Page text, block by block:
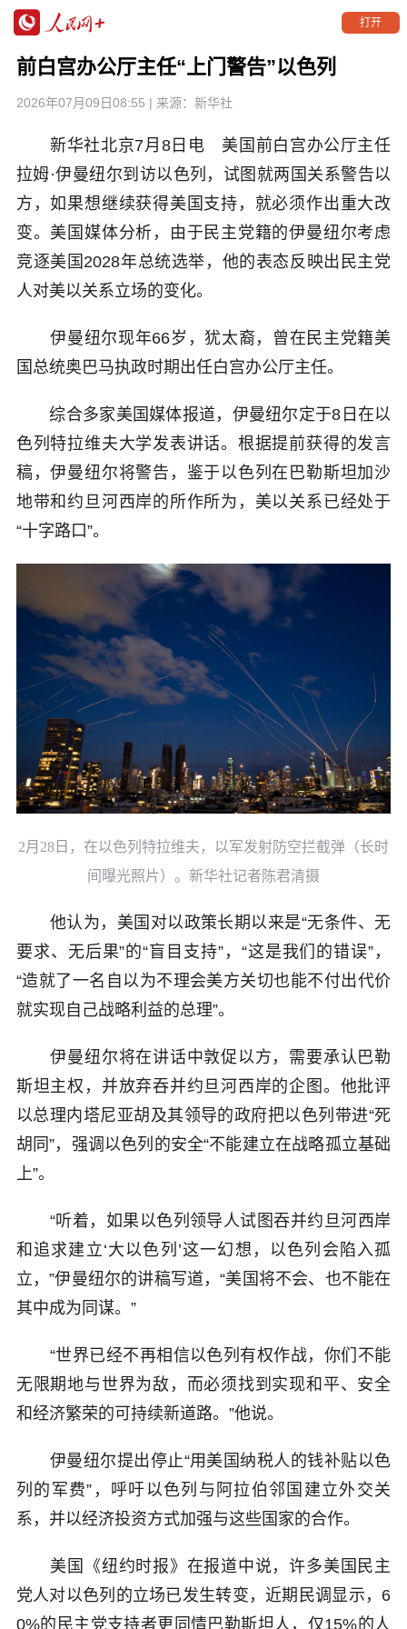
打开
前白宫办公厅主任“上门警告”以色列
2026年07月09日08:55 | 来源： 新华社
新华社北京7月8日电 美国前白宫办公厅主任
拉姆·伊曼纽尔到访以色列，试图就两国关系警告以
方，如果想继续获得美国支持，就必须作出重大改
变。美国媒体分析，由于民主党籍的伊曼纽尔考虑
竞逐美国2028年总统选举，他的表态反映出民主党
人对美以关系立场的变化。
伊曼纽尔现年66岁，犹太裔，曾在民主党籍美
国总统奥巴马执政时期出任白宫办公厅主任。
综合多家美国媒体报道，伊曼纽尔定于8日在以
色列特拉维夫大学发表讲话。根据提前获得的发言
稿，伊曼纽尔将警告，鉴于以色列在巴勒斯坦加沙
地带和约旦河西岸的所作所为，美以关系已经处于
“十字路口”。
2月28日，在以色列特拉维夫，以军发射防空拦截弹（长时
间曝光照片）。新华社记者陈君清摄
他认为，美国对以政策长期以来是“无条件、无
要求、无后果”的“盲目支持”，“这是我们的错误”，
“造就了一名自以为不理会美方关切也能不付出代价
就实现自己战略利益的总理”。
伊曼纽尔将在讲话中敦促以方，需要承认巴勒
斯坦主权，并放弃吞并约旦河西岸的企图。他批评
以总理内塔尼亚胡及其领导的政府把以色列带进“死
胡同”，强调以色列的安全“不能建立在战略孤立基础
上”。
“听着，如果以色列领导人试图吞并约旦河西岸
和追求建立‘大以色列’这一幻想，以色列会陷入孤
立，”伊曼纽尔的讲稿写道，“美国将不会、也不能在
其中成为同谋。”
“世界已经不再相信以色列有权作战，你们不能
无限期地与世界为敌，而必须找到实现和平、安全
和经济繁荣的可持续新道路。”他说。
伊曼纽尔提出停止“用美国纳税人的钱补贴以色
列的军费”，呼吁以色列与阿拉伯邻国建立外交关
系，并以经济投资方式加强与这些国家的合作。
美国《纽约时报》在报道中说，许多美国民主
党人对以色列的立场已发生转变，近期民调显示，6
0%的民主党支持者更同情巴勒斯坦人，仅15%的人